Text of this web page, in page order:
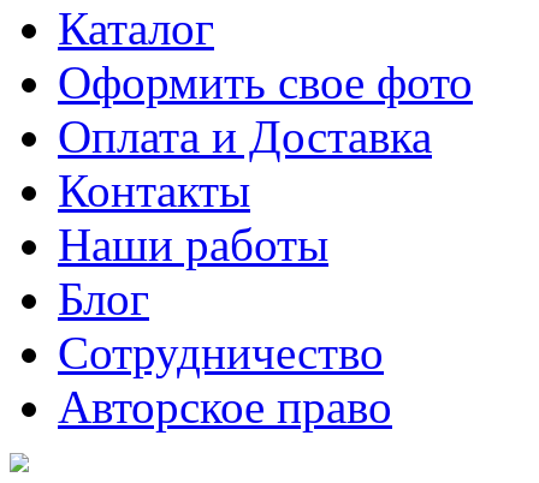
Каталог
Оформить свое фото
Оплата и Доставка
Контакты
Наши работы
Блог
Сотрудничество
Авторское право